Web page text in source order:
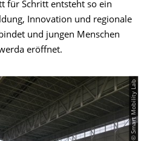
für Schritt entsteht so ein
Innovation und regionale
und jungen Menschen
eröffnet.
© Smart Mobility Lab